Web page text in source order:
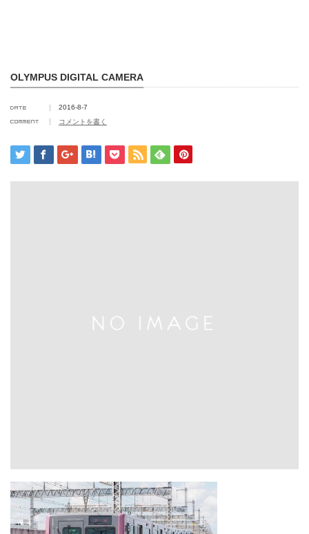
OLYMPUS DIGITAL CAMERA
2016-8-7
コメントを書く